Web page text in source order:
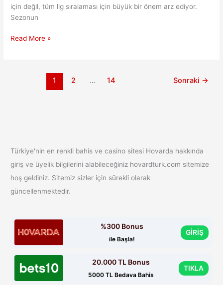
için değil, tüm lig sıralaması için büyük bir önem arz ediyor.
Sezonun
Süper
Trabzonspor
Maç
Read More »
1 2 … 14 Sonraki →
Türkiye'nin en renkli bahis ve casino sitesi Hovarda hakkında
giriş ve üyelik bilgilerini alabileceğiniz hovardturk.com sitemize
hoş geldiniz. Sitemiz sizler için sürekli olarak
güncellenmektedir.
%300 Bonus
ile Başla!
GİRİŞ
20.000 TL Bonus
5000 TL Bedava Bahis
TIKLA